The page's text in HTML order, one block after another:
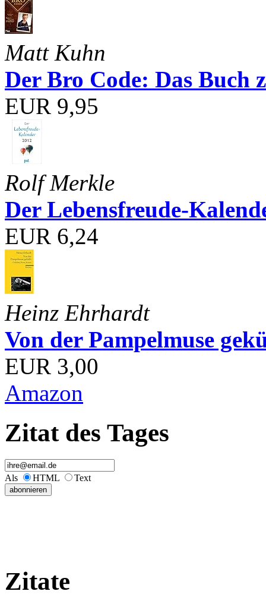
Matt Kuhn
Der Bro Code: Das Buch
EUR 9,95
Rolf Merkle
Der Lebensfreude-
EUR 6,24
Heinz Ehrhardt
Von der Pampelmuse
EUR 3,00
Amazon
Zitat des Tages
Als HTML Text
Zitate